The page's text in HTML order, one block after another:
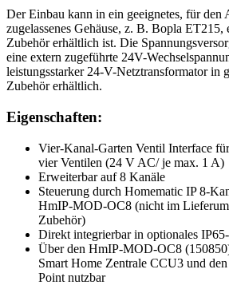
Der Einbau kann in ein geeignetes, für den
zugelassenes Gehäuse, z. B. Bopla ET215,
Zubehör erhältlich ist. Die
eine extern zugeführte 24V-
leistungsstarker 24-V-Netztransformator in
Zubehör erhältlich.
Eigenschaften:
Vier-Kanal-Garten Ventil Interface
vier Ventilen (24 V AC/ je max. 1 A)
Erweiterbar auf 8 Kanäle
Steuerung durch Homematic IP 8-
HmIP-MOD-OC8 (nicht im
Zubehör)
Direkt integrierbar in optionales
Über den HmIP-MOD-OC8
Smart Home Zentrale CCU3 und
Point nutzbar